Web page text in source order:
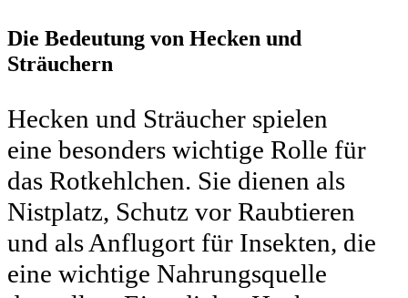
Die Bedeutung von Hecken und
Sträuchern
Hecken und Sträucher spielen
eine besonders wichtige Rolle für
das Rotkehlchen. Sie dienen als
Nistplatz, Schutz vor Raubtieren
und als Anflugort für Insekten, die
eine wichtige Nahrungsquelle